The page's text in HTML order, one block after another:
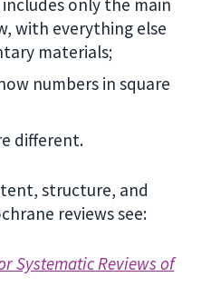
with everything else
materials;
numbers in square
different.
structure, and
reviews see:
Systematic Reviews of